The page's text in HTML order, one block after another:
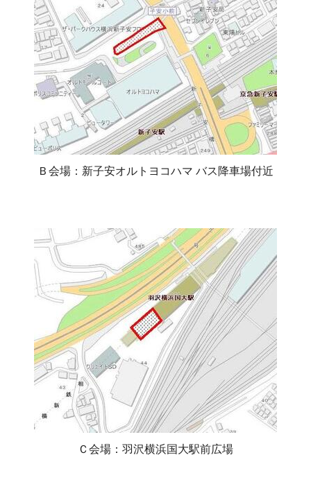
Ｂ会場：新子安オルトヨコハマ バス降車場付近
Ｃ会場：羽沢横浜国大駅前広場